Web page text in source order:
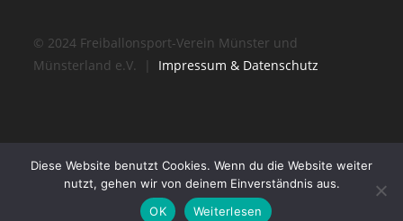
© 2024 Freiballonsport-Verein Münster und
Münsterland e.V. | Impressum & Datenschutz
Diese Website benutzt Cookies. Wenn du die Website weiter
nutzt, gehen wir von deinem Einverständnis aus.
OK
Weiterlesen